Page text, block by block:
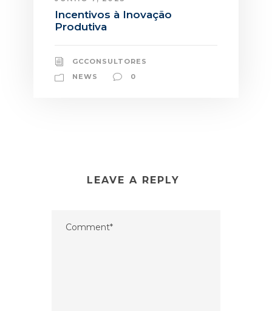
Incentivos à Inovação
Produtiva
GCCONSULTORES
NEWS
0
LEAVE A REPLY